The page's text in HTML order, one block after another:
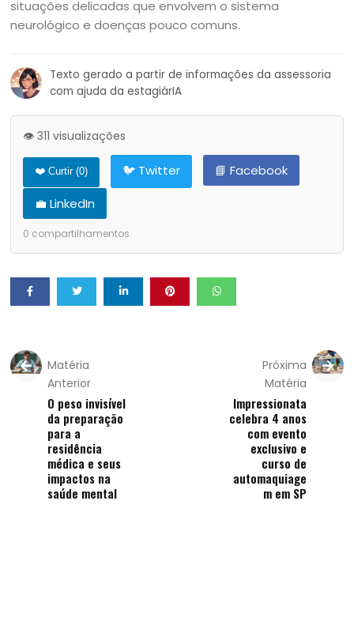
situações delicadas que envolvem o sistema
neurológico e doenças pouco comuns.
Texto gerado a partir de informações da assessoria
com ajuda da estagiárIA
👁️ 311 visualizações
❤️ Curtir (0) 🐦 Twitter
📘 Facebook
💼 LinkedIn
0 compartilhamentos
Matéria
Anterior
O peso invisível
da preparação
para a
residência
médica e seus
impactos na
saúde mental
Próxima
Matéria
Impressionata
celebra 4 anos
com evento
exclusivo e
curso de
automaquiage
m em SP